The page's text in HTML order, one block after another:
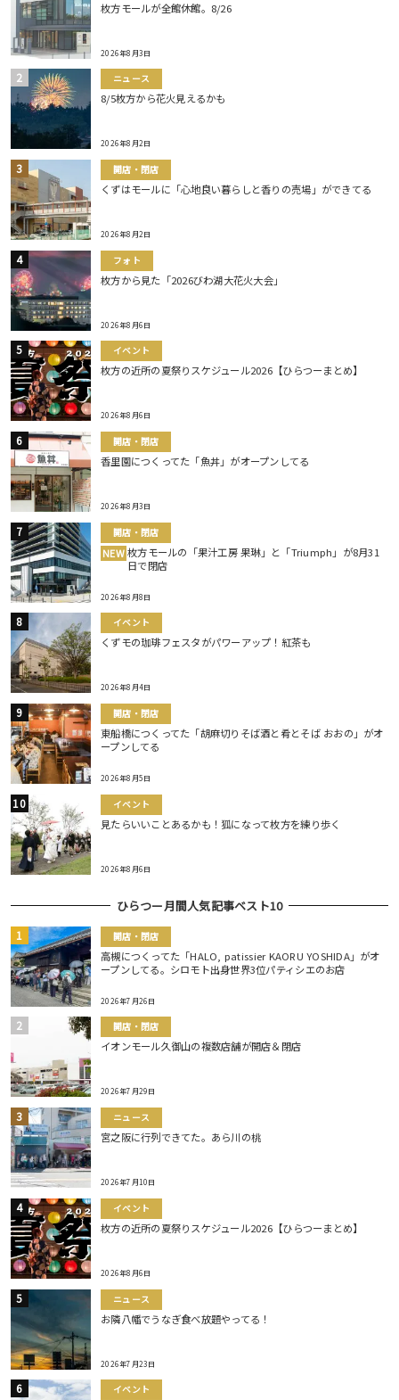
枚方モールが全館休館。8/26
2026年8月3日
ニュース
8/5枚方から花火見えるかも
2026年8月2日
開店・閉店
くずはモールに「心地良い暮らしと香りの売場」ができてる
2026年8月2日
フォト
枚方から見た「2026びわ湖大花火大会」
2026年8月6日
イベント
枚方の近所の夏祭りスケジュール2026【ひらつーまとめ】
2026年8月6日
開店・閉店
香里園につくってた「魚丼」がオープンしてる
2026年8月3日
開店・閉店
NEW 枚方モールの「果汁工房 果琳」と「Triumph」が8月31
日で閉店
2026年8月8日
イベント
くずモの珈琲フェスタがパワーアップ！紅茶も
2026年8月4日
開店・閉店
東船橋につくってた「胡麻切りそば酒と肴とそば おおの」がオ
ープンしてる
2026年8月5日
イベント
見たらいいことあるかも！狐になって枚方を練り歩く
2026年8月6日
ひらつー月間人気記事ベスト10
開店・閉店
高槻につくってた「HALO, patissier KAORU YOSHIDA」がオ
ープンしてる。シロモト出身世界3位パティシエのお店
2026年7月26日
開店・閉店
イオンモール久御山の複数店舗が開店＆閉店
2026年7月29日
ニュース
宮之阪に行列できてた。あら川の桃
2026年7月10日
イベント
枚方の近所の夏祭りスケジュール2026【ひらつーまとめ】
2026年8月6日
ニュース
お隣八幡でうなぎ食べ放題やってる！
2026年7月23日
イベント